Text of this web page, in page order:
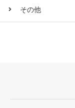
その他